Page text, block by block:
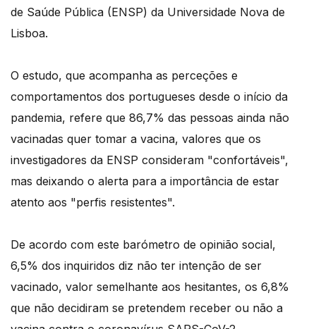
de Saúde Pública (ENSP) da Universidade Nova de
Lisboa.
O estudo, que acompanha as perceções e
comportamentos dos portugueses desde o início da
pandemia, refere que 86,7% das pessoas ainda não
vacinadas quer tomar a vacina, valores que os
investigadores da ENSP consideram "confortáveis",
mas deixando o alerta para a importância de estar
atento aos "perfis resistentes".
De acordo com este barómetro de opinião social,
6,5% dos inquiridos diz não ter intenção de ser
vacinado, valor semelhante aos hesitantes, os 6,8%
que não decidiram se pretendem receber ou não a